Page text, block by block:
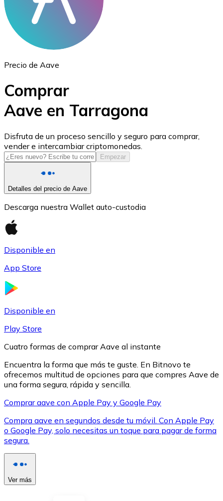
ETH
USD Coin
USDC
XRP
XRP
Ver todo
Precio de Aave
Comprar
Aave en Tarragona
Disfruta de un proceso sencillo y seguro para comprar,
vender e intercambiar criptomonedas.
Empezar
Detalles del precio de Aave
Descarga nuestra Wallet auto-custodia
Disponible en
App Store
Disponible en
Play Store
Cuatro formas de comprar Aave al instante
Encuentra la forma que más te guste. En Bitnovo te
ofrecemos multitud de opciones para que compres Aave de
una forma segura, rápida y sencilla.
Comprar aave con Apple Pay y Google Pay
Compra aave en segundos desde tu móvil. Con Apple Pay
o Google Pay, solo necesitas un toque para pagar de forma
segura.
Ver más